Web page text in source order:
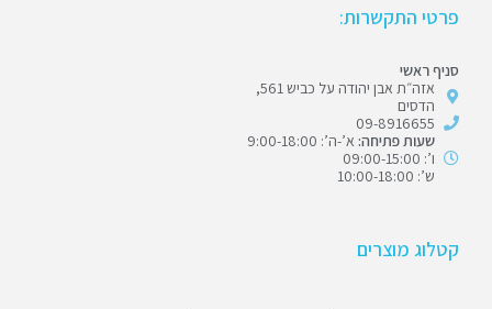
פרטי התקשרות:
סניף ראשי
אזה״ת אבן יהודה על כביש 561,
הדסים
09-8916655
שעות פתיחה: א’-ה’: 9:00-18:00
ו’: 09:00-15:00
ש’: 10:00-18:00
קטלוג מוצרים